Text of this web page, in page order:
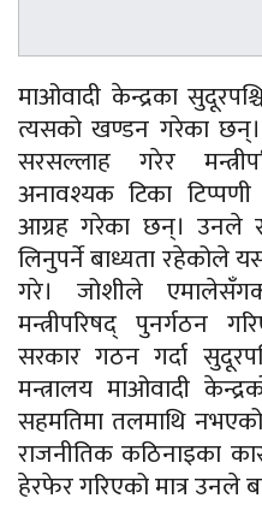
माओवादी केन्द्रका
त्यसको खण्डन गरेका छन्।
सरसल्लाह गरेर
अनावश्यक टिका टिप्पणी
आग्रह गरेका छन्। उनले
लिनुपर्ने बाध्यता रहेकोले
गरे। जोशीले
मन्त्रीपरिषद् पुनर्गठन
सरकार गठन गर्दा
मन्त्रालय माओवादी
सहमतिमा तलमाथि
राजनीतिक कठिनाइका
हेरफेर गरिएको मात्र उनले